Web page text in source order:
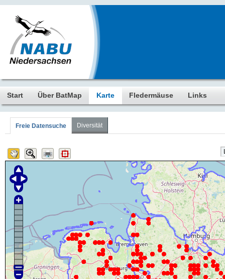
Start Über BatMap Karte Fledermäuse Links
Freie Datensuche Diversität